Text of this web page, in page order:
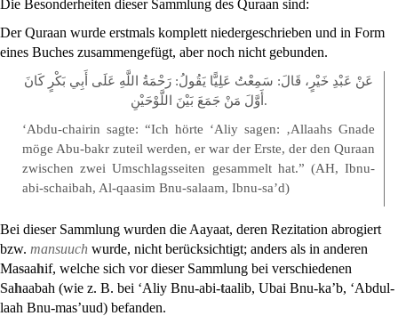
Die Besonderheiten dieser Sammlung des Quraan sind:
Der Quraan wurde erstmals komplett niedergeschrieben und in Form
eines Buches zusammengefügt, aber noch nicht gebunden.
عَنْ عَبْدِ خَيْرٍ، قَالَ: سَمِعْتُ عَلِيًّا يَقُولُ: رَحْمَةُ اللَّهِ عَلَى أَبِي بَكْرٍ كَانَ
أَوَّلَ مَنْ جَمَعَ بَيْنَ اللَّوْحَيْنِ.
‘Abdu-chairin sagte: “Ich hörte ‘Aliy sagen: ‚Allaahs Gnade
möge Abu-bakr zuteil werden, er war der Erste, der den Quraan
zwischen zwei Umschlagsseiten gesammelt hat.” (AH, Ibnu-
abi-schaibah, Al-qaasim Bnu-salaam, Ibnu-sa’d)
Bei dieser Sammlung wurden die Aayaat, deren Rezitation abrogiert
bzw. mansuuch wurde, nicht berücksichtigt; anders als in anderen
Masaahif, welche sich vor dieser Sammlung bei verschiedenen
Sahaabah (wie z. B. bei ‘Aliy Bnu-abi-taalib, Ubai Bnu-ka’b, ‘Abdul-
laah Bnu-mas’uud) befanden.